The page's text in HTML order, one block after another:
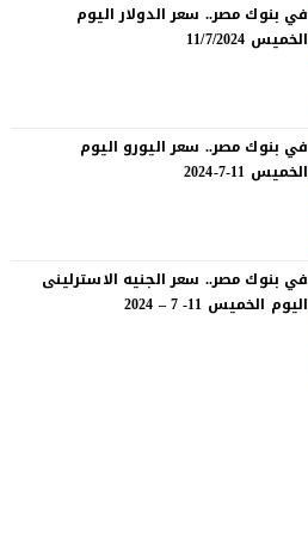
في بنوك مصر.. سعر الدولار اليوم
الخميس 11/7/2024
في بنوك مصر.. سعر اليورو اليوم
الخميس 11-7-2024
في بنوك مصر.. سعر الجنيه الاسترلينى
اليوم الخميس 11- 7 – 2024